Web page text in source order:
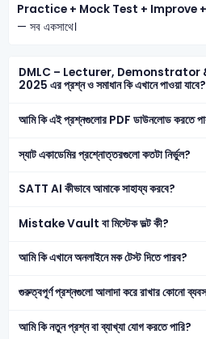
Practice + Mock Test + Improve
— সব একসাথে।
DMLC – Lecturer, Demonstrator
2025 এর প্রশ্ন ও সমাধান কি এখানে পাওয়া যাবে?
আমি কি এই প্রশ্নগুলোর PDF ডাউনলোড করতে
স্যাট একাডেমির প্রশ্নোত্তরগুলো কতটা নির্ভুল?
SATT AI কীভাবে আমাকে সাহায্য করবে?
Mistake Vault বা মিস্টেক ভল্ট কী?
আমি কি এখানে অনলাইনে মক টেস্ট দিতে পারব?
গুরুত্বপূর্ণ প্রশ্নগুলো আলাদা করে রাখার কোনো
আমি কি নতুন প্রশ্ন বা ব্যাখ্যা যোগ করতে পারি?